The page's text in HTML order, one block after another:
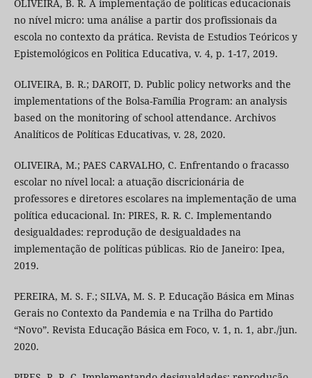
OLIVEIRA, B. R. A implementação de políticas educacionais
no nível micro: uma análise a partir dos profissionais da
escola no contexto da prática. Revista de Estudios Teóricos y
Epistemológicos en Politica Educativa, v. 4, p. 1-17, 2019.
OLIVEIRA, B. R.; DAROIT, D. Public policy networks and the
implementations of the Bolsa-Família Program: an analysis
based on the monitoring of school attendance. Archivos
Analíticos de Políticas Educativas, v. 28, 2020.
OLIVEIRA, M.; PAES CARVALHO, C. Enfrentando o fracasso
escolar no nível local: a atuação discricionária de
professores e diretores escolares na implementação de uma
política educacional. In: PIRES, R. R. C. Implementando
desigualdades: reprodução de desigualdades na
implementação de políticas públicas. Rio de Janeiro: Ipea,
2019.
PEREIRA, M. S. F.; SILVA, M. S. P. Educação Básica em Minas
Gerais no Contexto da Pandemia e na Trilha do Partido
“Novo”. Revista Educação Básica em Foco, v. 1, n. 1, abr./jun.
2020.